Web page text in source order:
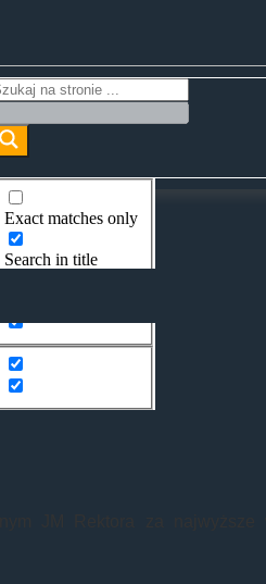
Exact matches only
Search in title